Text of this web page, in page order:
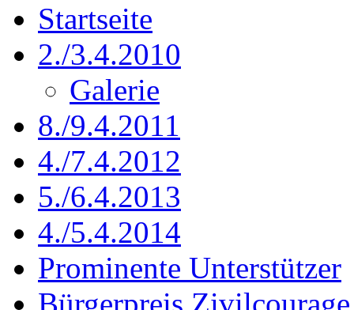
Startseite
2./3.4.2010
Galerie
8./9.4.2011
4./7.4.2012
5./6.4.2013
4./5.4.2014
Prominente Unterstützer
Bürgerpreis Zivilcourage